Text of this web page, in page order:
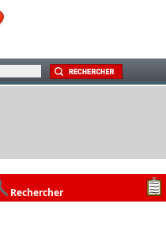
Rechercher